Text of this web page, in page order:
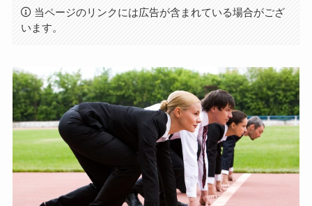
当ページのリンクには広告が含まれている場合がござ
います。